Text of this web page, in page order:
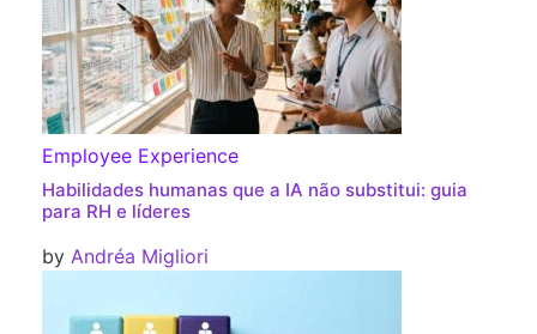
Employee Experience
Habilidades humanas que a IA não substitui: guia
para RH e líderes
by Andréa Migliori